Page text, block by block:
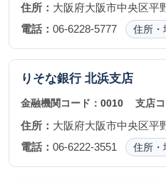
住所： 大阪府大阪市中央区平
電話： 06-6228-5777 住所・
りそな銀行 北浜支店
金融機関コード： 0010 支店コ
住所： 大阪府大阪市中央区平
電話： 06-6222-3551 住所・